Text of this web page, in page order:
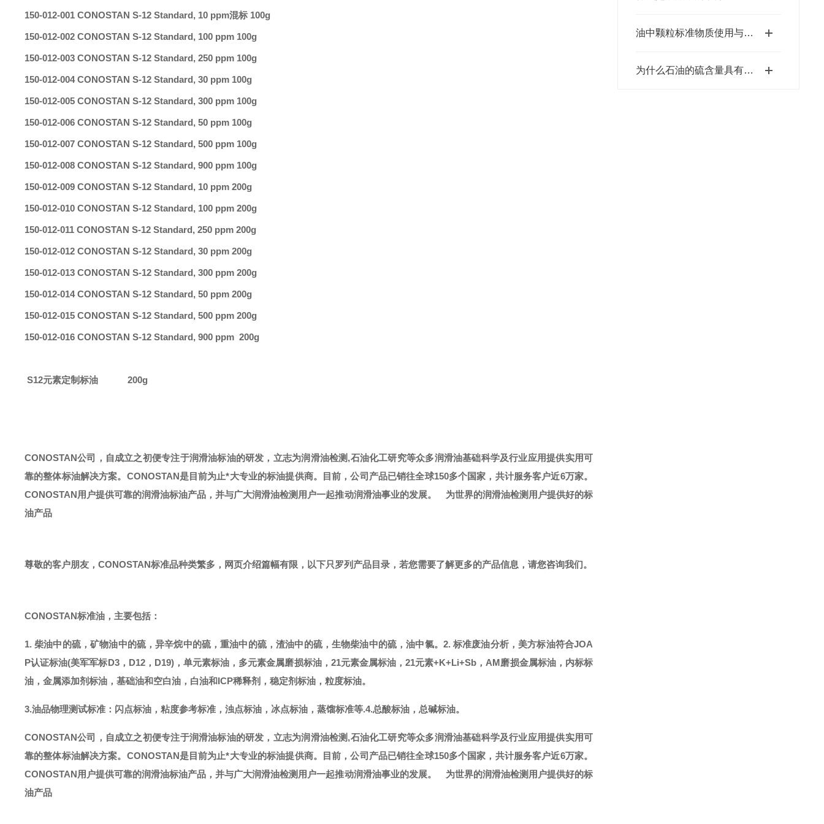
油中颗粒标准物质使用与存放要求
为什么石油的硫含量具有环境指示意义
150-012-001 CONOSTAN S-12 Standard, 10 ppm混标 100g
150-012-002 CONOSTAN S-12 Standard, 100 ppm 100g
150-012-003 CONOSTAN S-12 Standard, 250 ppm 100g
150-012-004 CONOSTAN S-12 Standard, 30 ppm 100g
150-012-005 CONOSTAN S-12 Standard, 300 ppm 100g
150-012-006 CONOSTAN S-12 Standard, 50 ppm 100g
150-012-007 CONOSTAN S-12 Standard, 500 ppm 100g
150-012-008 CONOSTAN S-12 Standard, 900 ppm 100g
150-012-009 CONOSTAN S-12 Standard, 10 ppm 200g
150-012-010 CONOSTAN S-12 Standard, 100 ppm 200g
150-012-011 CONOSTAN S-12 Standard, 250 ppm 200g
150-012-012 CONOSTAN S-12 Standard, 30 ppm 200g
150-012-013 CONOSTAN S-12 Standard, 300 ppm 200g
150-012-014 CONOSTAN S-12 Standard, 50 ppm 200g
150-012-015 CONOSTAN S-12 Standard, 500 ppm 200g
150-012-016 CONOSTAN S-12 Standard, 900 ppm 200g
S12元素定制标油 200g
CONOSTAN公司，自成立之初便专注于润滑油标油的研发，立志为润滑油检测,石油化工研究等众多润滑油基础科学及行业应用提供实用可
靠的整体标油解决方案。CONOSTAN是目前为止*大专业的标油提供商。
目前，公司产品已销往全球150多个国家，共计服务客户近6万家。
CONOSTAN用户提供可靠的润滑油标油产品，并与广大润滑油检测用户一起推动润滑油事业的发展。
为世界的润滑油检测用户提供好的标
油产品
尊敬的客户朋友， CONOSTAN标准品种类繁多，网页介绍篇幅有限，以下只罗列产品目录，若您需要了解更多的产品信息，请您咨询我们。
CONOSTAN标准油，主要包括：
1. 柴油中的硫，矿物油中的硫，异辛烷中的硫，重油中的硫，渣油中的硫，生物柴油中的硫，油中氯。 2. 标准废油分析，美方标油符合JOA
P认证标油(美军军标D3，D12，D19)，单元素标油，多元素金属磨损标油，21元素金属标油，21元素+K+Li+Sb，AM磨损金属标油，内标标
油，金属添加剂标油，基础油和空白油，白油和ICP稀释剂，稳定剂标油，粒度标油。
3.油品物理测试标准：闪点标油，粘度参考标准，浊点标油，冰点标油，蒸馏标准等.4.总酸标油，总碱标油。
CONOSTAN公司，自成立之初便专注于润滑油标油的研发，立志为润滑油检测,石油化工研究等众多润滑油基础科学及行业应用提供实用可
靠的整体标油解决方案。CONOSTAN是目前为止*大专业的标油提供商。
目前，公司产品已销往全球150多个国家，共计服务客户近6万家。
CONOSTAN用户提供可靠的润滑油标油产品，并与广大润滑油检测用户一起推动润滑油事业的发展。
为世界的润滑油检测用户提供好的标
油产品